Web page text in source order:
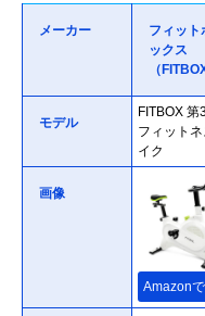
メーカー
フィット
ックス
（
モデル
FITBOX 第
フィット
イク
画像
Amazon